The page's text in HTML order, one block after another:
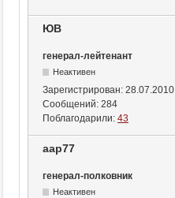
ЮВ
генерал-лейтенант
Неактивен
Зарегистрирован: 28.07.2010
Сообщений: 284
Поблагодарили: 43
aap77
генерал-полковник
Неактивен